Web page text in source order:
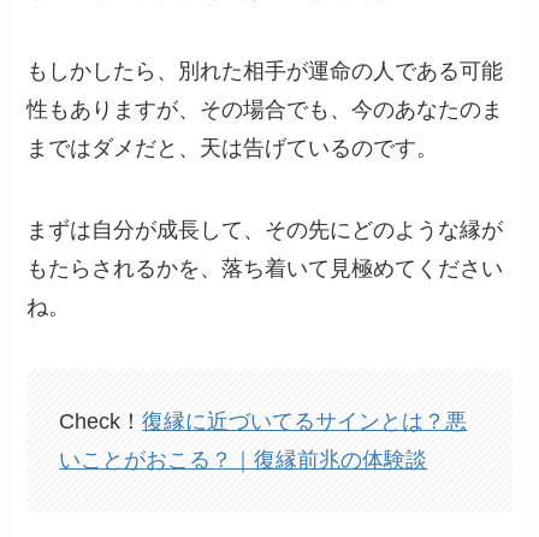
もしかしたら、別れた相手が運命の人である可能
性もありますが、その場合でも、今のあなたのま
まではダメだと、天は告げているのです。
まずは自分が成長して、その先にどのような縁が
もたらされるかを、落ち着いて見極めてください
ね。
Check！復縁に近づいてるサインとは？悪
いことがおこる？｜復縁前兆の体験談